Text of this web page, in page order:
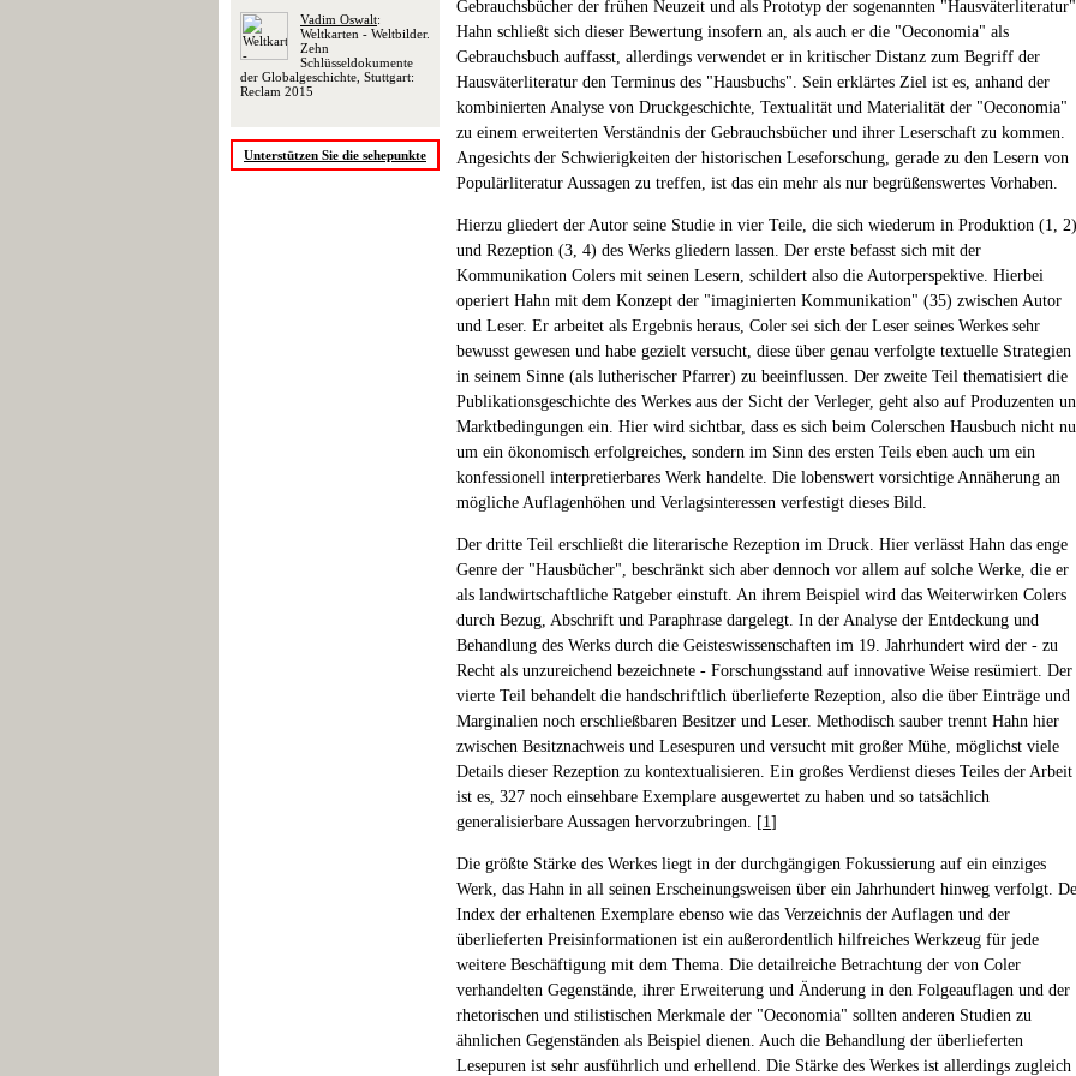
Vadim Oswalt:
Weltkarten - Weltbilder.
Zehn
Schlüsseldokumente
der Globalgeschichte, Stuttgart:
Reclam 2015
Unterstützen Sie die sehepunkte
Gebrauchsbücher der frühen Neuzeit und als Prototyp der sogenannten
Hahn schließt sich dieser Bewertung insofern an, als auch er die "Oeconomia" als
Gebrauchsbuch auffasst, allerdings verwendet er in kritischer Distanz zum Begriff der
Hausväterliteratur den Terminus des "Hausbuchs". Sein erklärtes Ziel ist es, anhand der
kombinierten Analyse von Druckgeschichte, Textualität und Materialität der "Oeconomia"
zu einem erweiterten Verständnis der Gebrauchsbücher und ihrer Leserschaft zu kommen.
Angesichts der Schwierigkeiten der historischen Leseforschung, gerade zu den Lesern von
Populärliteratur Aussagen zu treffen, ist das ein mehr als nur begrüßenswertes Vorhaben.
Hierzu gliedert der Autor seine Studie in vier Teile, die sich wiederum in Produktion (1, 2)
und Rezeption (3, 4) des Werks gliedern lassen. Der erste befasst sich mit der
Kommunikation Colers mit seinen Lesern, schildert also die Autorperspektive. Hierbei
operiert Hahn mit dem Konzept der "imaginierten Kommunikation" (35) zwischen Autor
und Leser. Er arbeitet als Ergebnis heraus, Coler sei sich der Leser seines Werkes sehr
bewusst gewesen und habe gezielt versucht, diese über genau verfolgte textuelle Strategien
in seinem Sinne (als lutherischer Pfarrer) zu beeinflussen. Der zweite Teil thematisiert die
Publikationsgeschichte des Werkes aus der Sicht der Verleger, geht also auf Produzenten
Marktbedingungen ein. Hier wird sichtbar, dass es sich beim Colerschen Hausbuch nicht
um ein ökonomisch erfolgreiches, sondern im Sinn des ersten Teils eben auch um ein
konfessionell interpretierbares Werk handelte. Die lobenswert vorsichtige Annäherung an
mögliche Auflagenhöhen und Verlagsinteressen verfestigt dieses Bild.
Der dritte Teil erschließt die literarische Rezeption im Druck. Hier verlässt Hahn das enge
Genre der "Hausbücher", beschränkt sich aber dennoch vor allem auf solche Werke, die er
als landwirtschaftliche Ratgeber einstuft. An ihrem Beispiel wird das Weiterwirken Colers
durch Bezug, Abschrift und Paraphrase dargelegt. In der Analyse der Entdeckung und
Behandlung des Werks durch die Geisteswissenschaften im 19. Jahrhundert wird der - zu
Recht als unzureichend bezeichnete - Forschungsstand auf innovative Weise resümiert. Der
vierte Teil behandelt die handschriftlich überlieferte Rezeption, also die über Einträge und
Marginalien noch erschließbaren Besitzer und Leser. Methodisch sauber trennt Hahn hier
zwischen Besitznachweis und Lesespuren und versucht mit großer Mühe, möglichst viele
Details dieser Rezeption zu kontextualisieren. Ein großes Verdienst dieses Teiles der Arbeit
ist es, 327 noch einsehbare Exemplare ausgewertet zu haben und so tatsächlich
generalisierbare Aussagen hervorzubringen. [1]
Die größte Stärke des Werkes liegt in der durchgängigen Fokussierung auf ein einziges
Werk, das Hahn in all seinen Erscheinungsweisen über ein Jahrhundert hinweg verfolgt.
Index der erhaltenen Exemplare ebenso wie das Verzeichnis der Auflagen und der
überlieferten Preisinformationen ist ein außerordentlich hilfreiches Werkzeug für jede
weitere Beschäftigung mit dem Thema. Die detailreiche Betrachtung der von Coler
verhandelten Gegenstände, ihrer Erweiterung und Änderung in den Folgeauflagen und der
rhetorischen und stilistischen Merkmale der "Oeconomia" sollten anderen Studien zu
ähnlichen Gegenständen als Beispiel dienen. Auch die Behandlung der überlieferten
Lesepuren ist sehr ausführlich und erhellend. Die Stärke des Werkes ist allerdings zugleich